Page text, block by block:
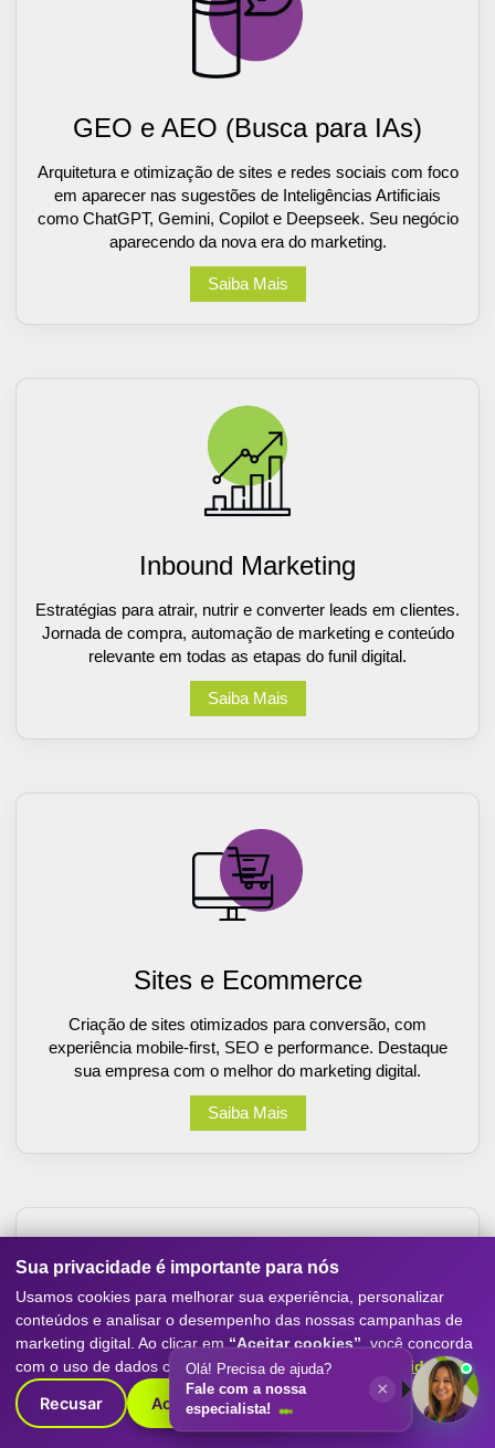
GEO e AEO (Busca para IAs)
Arquitetura e otimização de sites e redes sociais com foco
em aparecer nas sugestões de Inteligências Artificiais
como ChatGPT, Gemini, Copilot e Deepseek. Seu negócio
aparecendo da nova era do marketing.
Saiba Mais
Inbound Marketing
Estratégias para atrair, nutrir e converter leads em clientes.
Jornada de compra, automação de marketing e conteúdo
relevante em todas as etapas do funil digital.
Saiba Mais
Sites e Ecommerce
Criação de sites otimizados para conversão, com
experiência mobile-first, SEO e performance. Destaque
sua empresa com o melhor do marketing digital.
Saiba Mais
Inteligência Artificial
Projetos de inteligência artificial para todos os nichos.
Sua privacidade é importante para nós
Usamos cookies para melhorar sua experiência, personalizar
conteúdos e analisar o desempenho das nossas campanhas de
marketing digital. Ao clicar em “Aceitar cookies” , você concorda
com o uso de dados conforme nossaPolítica de Privacidade.
Recusar Aceitar cookies
Olá! Precisa de ajuda?
Fale com a nossa
especialista!
×